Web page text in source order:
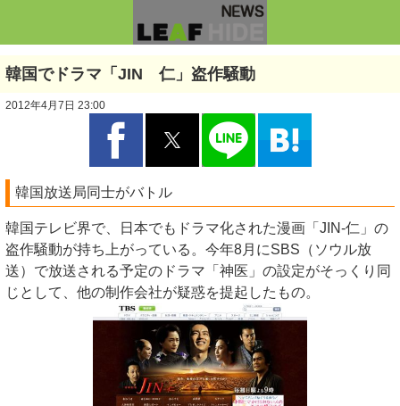
韓国でドラマ「JIN 仁」盗作騒動
2012年4月7日 23:00
韓国放送局同士がバトル
韓国テレビ界で、日本でもドラマ化された漫画「JIN-仁」の
盗作騒動が持ち上がっている。今年8月にSBS（ソウル放
送）で放送される予定のドラマ「神医」の設定がそっくり同
じとして、他の制作会社が疑惑を提起したもの。